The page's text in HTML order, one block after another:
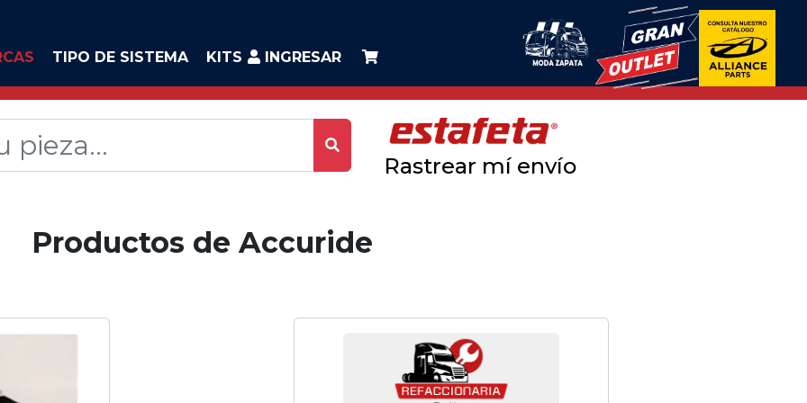
TIPO DE SISTEMA KITS INGRESAR
Rastrear mí envío
Productos de Accuride